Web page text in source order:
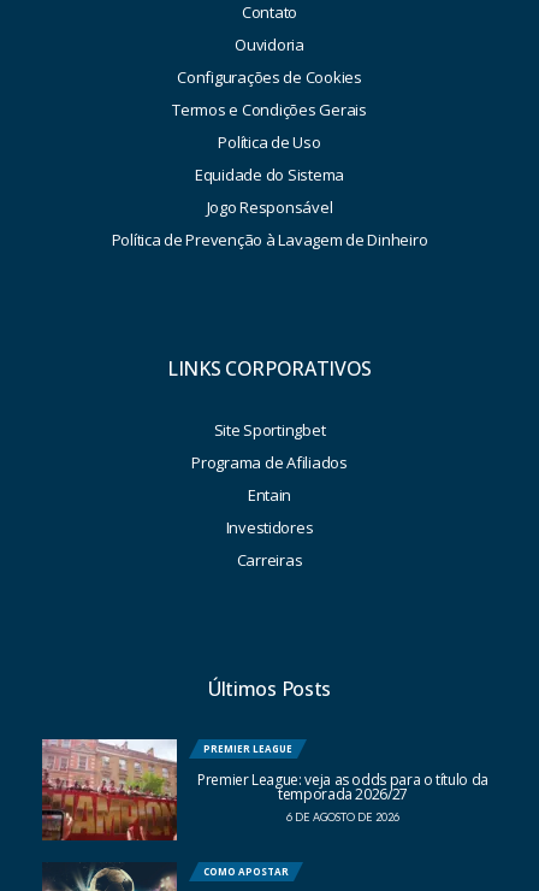
Contato
Ouvidoria
Configurações de Cookies
Termos e Condições Gerais
Política de Uso
Equidade do Sistema
Jogo Responsável
Política de Prevenção à Lavagem de Dinheiro
LINKS CORPORATIVOS
Site Sportingbet
Programa de Afiliados
Entain
Investidores
Carreiras
Últimos Posts
PREMIER LEAGUE
Premier League: veja as odds para o título da
temporada 2026/27
6 DE AGOSTO DE 2026
COMO APOSTAR